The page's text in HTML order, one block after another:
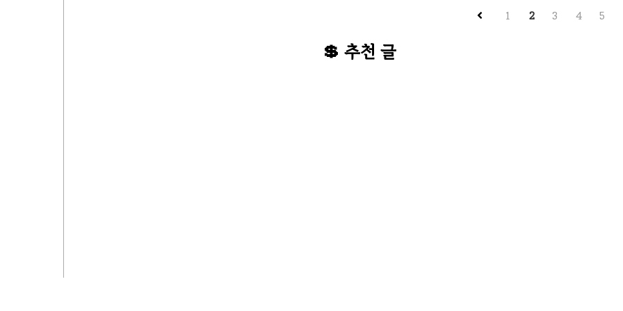
건강보험 가입자의 소득 및 재산
1 2 3 4 5
💲 추천 글